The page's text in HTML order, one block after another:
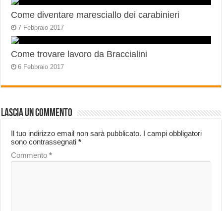
Come diventare maresciallo dei carabinieri
7 Febbraio 2017
Come trovare lavoro da Braccialini
6 Febbraio 2017
Lascia un commento
Il tuo indirizzo email non sarà pubblicato. I campi obbligatori
sono contrassegnati*
Commento*